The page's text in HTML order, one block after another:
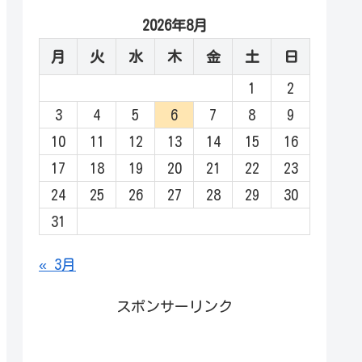
2026年8月
月 火 水 木 金 土 日
1
2
3
4 5 6 7 8
9
10
11 12 13 14 15
16
17
18 19 20 21 22
23
24
25 26 27 28 29
30
31
« 3月
スポンサーリンク